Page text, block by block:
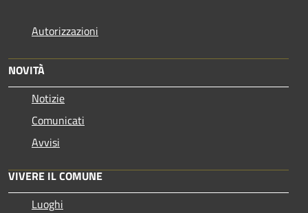
Autorizzazioni
NOVITÀ
Notizie
Comunicati
Avvisi
VIVERE IL COMUNE
Luoghi